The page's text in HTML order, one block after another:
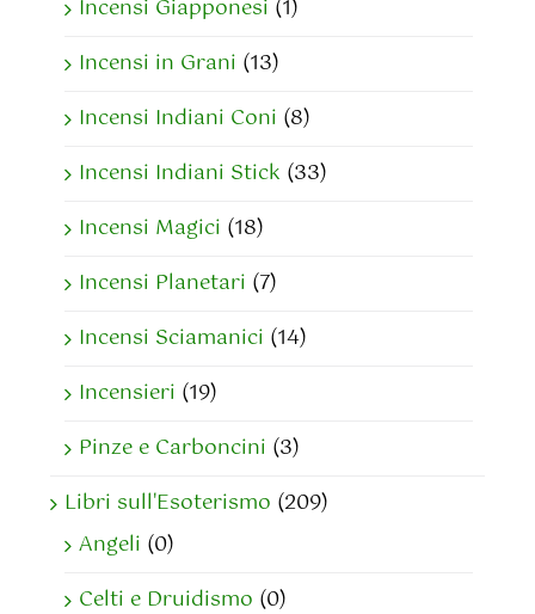
Incensi Giapponesi (1)
Incensi in Grani (13)
Incensi Indiani Coni (8)
Incensi Indiani Stick (33)
Incensi Magici (18)
Incensi Planetari (7)
Incensi Sciamanici (14)
Incensieri (19)
Pinze e Carboncini (3)
Libri sull'Esoterismo (209)
Angeli (0)
Celti e Druidismo (0)